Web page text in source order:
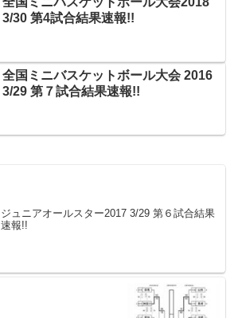
3/30 第4試合結果速報!!
全国ミニバスケットボール大会 2016
3/29 第７試合結果速報!!
ジュニアオールスター2017 3/29 第６試合結果
速報!!